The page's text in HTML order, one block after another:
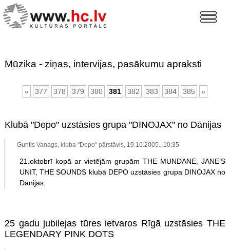
Mūzika - ziņas, intervijas, pasākumu apraksti
« 377 378 379 380 381 382 383 384 385 »
Klubā "Depo" uzstāsies grupa "DINOJAX" no Dānijas
Guntis Vanags, kluba "Depo" pārstāvis, 19.10.2005., 10:35
21.oktobrī kopā ar vietējām grupām THE MUNDANE, JANE’S
UNIT, THE SOUNDS klubā DEPO uzstāsies grupa DINOJAX no
Dānijas.
25 gadu jubilejas tūres ietvaros Rīgā uzstāsies THE
LEGENDARY PINK DOTS